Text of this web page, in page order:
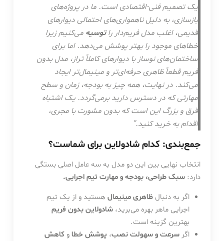
یک تصمیم فنی-اقتصادی است. ما در پروژه‌های
بازسازی، به دلیل ناهمواری‌های احتمالی دیوارهای
قدیمی، اغلب مدل فریم‌دار راتوسیه می‌کنیم زیرا
خطاهای موجود را بهتر پوشش می‌دهد. اما برای
ساختمان‌های نوساز با دیوارهای کاملاً تراز، مدل بدون
فریم قطعاً ظاهری حرفه‌ای‌تر و مینیمال‌تر ایجاد
می‌کند. در نهایت، همه چیز به بودجه، زمان و سطح
مهارتی که در دسترس دارید برمی‌گردد. یک اشتباه
قرق و بزرگ این است که بدون مشورت با مجری،
اقدام به خرید کنید.”
جمع‌بندی: کدام شادولاین برای شماست؟
انتخاب نهایی بین این دو مدل به سه عامل اصلی بستگی
دارد: سبک طراحی، بودجه و مهارت تیم اجرایی.
اگر به دنبالظاهری مینیمال هستید و از یک تیم
اجرایی ماهر بهره می‌برید،شادولاین بدون فریم
بهترین گزینه است.
اگرسرعت و سهولت نصب، پوشش خطاوکاهش